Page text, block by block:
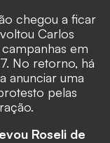
chegou a ficar
Carlos
em
No retorno, há
anunciar uma
pelas
Roseli de